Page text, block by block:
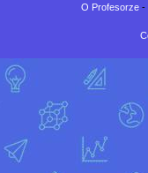
O Profesorze-